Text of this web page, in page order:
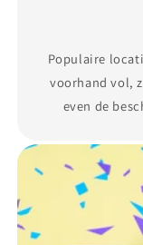
Populaire
voorhand vol,
even de